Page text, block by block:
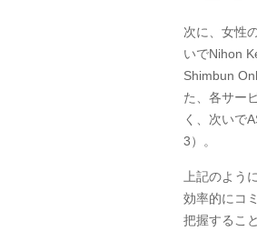
次に、女性
いでNihon
Shimbun
た、各サー
く、次いで
3 ）。
上記のよう
効率的にコ
把握するこ